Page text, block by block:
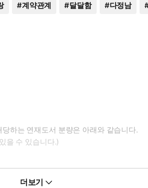
#계약관계 #달달함 #다정남
하는 연재도서 분량은 아래와 같습니다.
을 수 있습니다.)
더보기